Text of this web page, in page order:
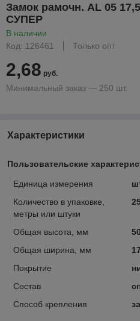
Замок рамочн. AL 05
СУПЕР
В наличии
Код: 126461
Только опт
2,68 руб.
Минимальный заказ — 250 шт.
Характеристики
Пользовательские
Единица измерения
Количество в упаковке,
метры или штуки
Общая высота, мм
50
Общая ширина, мм
Покрытие
Состав
Способ крепления